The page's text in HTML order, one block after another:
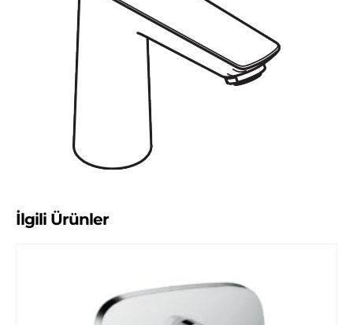
İlgili Ürünler